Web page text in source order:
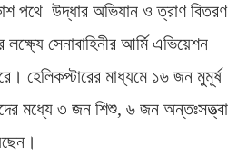
পথে উদ্ধার অভিযান ও ত্রাণ বিতরণ
সেনাবাহিনীর আর্মি এভিয়েশন
হেলিকপ্টারের মাধ্যমে ১৬ জন মুমূর্ষ
মধ্যে ৩ জন শিশু, ৬ জন অন্তঃসত্ত্বা